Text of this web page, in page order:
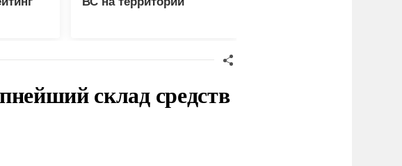
склад средств